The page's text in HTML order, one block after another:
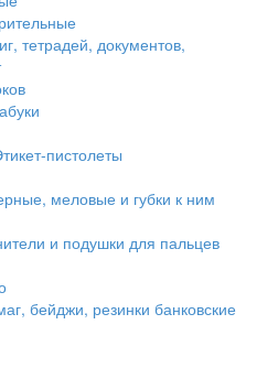
тетрадей, документов,
пистолеты
меловые и губки к ним
и подушки для пальцев
бейджи, резинки банковские